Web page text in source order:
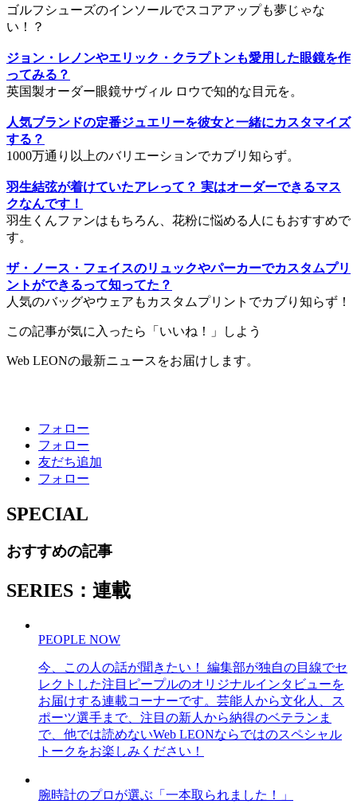
ゴルフシューズのインソールでスコアアップも夢じゃな
い！？
ジョン・レノンやエリック・クラプトンも愛用した眼鏡を作
ってみる？
英国製オーダー眼鏡サヴィル ロウで知的な目元を。
人気ブランドの定番ジュエリーを彼女と一緒にカスタマイズ
する？
1000万通り以上のバリエーションでカブリ知らず。
羽生結弦が着けていたアレって？ 実はオーダーできるマス
クなんです！
羽生くんファンはもちろん、花粉に悩める人にもおすすめで
す。
ザ・ノース・フェイスのリュックやパーカーでカスタムプリ
ントができるって知ってた？
人気のバッグやウェアもカスタムプリントでカブり知らず！
この記事が気に入ったら「いいね！」しよう
Web LEONの最新ニュースをお届けします。
フォロー
フォロー
友だち追加
フォロー
SPECIAL
おすすめの記事
SERIES：連載
PEOPLE NOW
今、この人の話が聞きたい！ 編集部が独自の目線でセ
レクトした注目ピープルのオリジナルインタビューを
お届けする連載コーナーです。芸能人から文化人、ス
ポーツ選手まで、注目の新人から納得のベテランま
で、他では読めないWeb LEONならではのスペシャル
トークをお楽しみください！
腕時計のプロが選ぶ「一本取られました！」